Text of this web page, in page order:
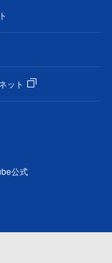
ット
公式